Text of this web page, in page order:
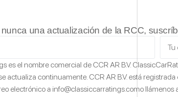
una actualización de la RCC,
es el nombre comercial de CCR AR B.V.
actualiza continuamente. CCR AR B.V. está
electrónico a info@classiccarratings.como llámenos